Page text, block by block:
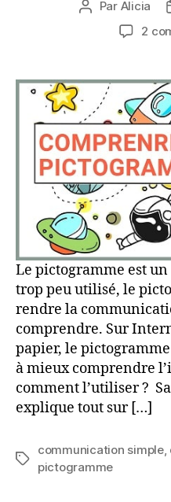
Auteur
l’article
Par Alicia
2
Le pictogramme est
trop peu utilisé, le
rendre la
comprendre. Sur
papier, le
à mieux comprendre
comment l’utiliser ?
explique tout sur […]
Étiquettes
communication simple,
pictogramme